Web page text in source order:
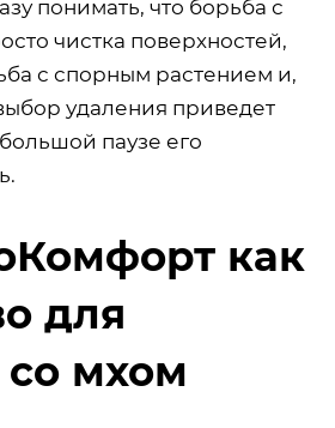
понимать, что борьба с
чистка поверхностей,
с спорным растением и,
удаления приведет
паузе его
как
для
мхом